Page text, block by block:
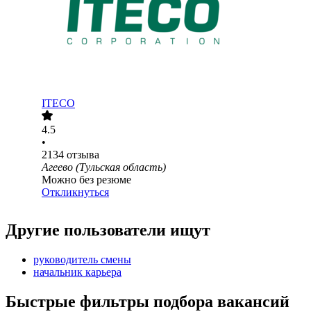
ITECO
4.5
•
2134 отзыва
Агеево (Тульская область)
Можно без резюме
Откликнуться
Другие пользователи ищут
руководитель смены
начальник карьера
Быстрые фильтры подбора вакансий